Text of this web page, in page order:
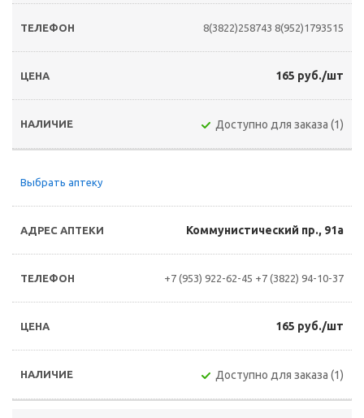
8(3822)258743 8(952)1793515
165 руб./шт
Доступно для заказа (1)
Выбрать аптеку
Коммунистический пр., 91а
+7 (953) 922-62-45 +7 (3822) 94-10-37
165 руб./шт
Доступно для заказа (1)